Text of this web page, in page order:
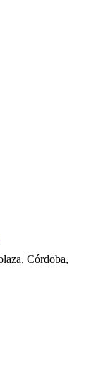
Córdoba,